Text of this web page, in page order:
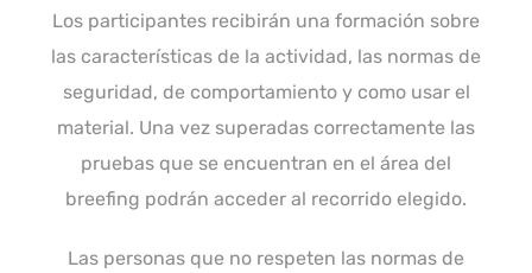
Los participantes recibirán una formación sobre
las características de la actividad, las normas de
seguridad, de comportamiento y como usar el
material. Una vez superadas correctamente las
pruebas que se encuentran en el área del
breefing podrán acceder al recorrido elegido.
Las personas que no respeten las normas de